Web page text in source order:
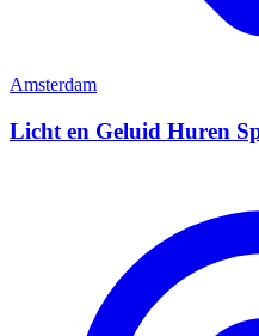
Amsterdam
Licht en Geluid Huren